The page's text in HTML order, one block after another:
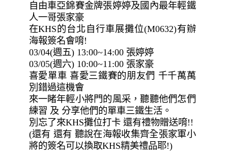
自由車亞錦賽金牌張婷婷及國內最年輕鐵
人一哥張家豪
在KHS的台北自行車展攤位(M0632)有辦
海報簽名會唷!
03/04(週五) 13:00~14:00 張婷婷
03/05(週六) 10:00~11:00 張家豪
喜愛單車 喜愛三鐵賽的朋友們 千千萬萬
別錯過這機會
來一睹年輕小將門的風采，聽聽他們怎們
練習 及 分享他們的單車三鐵生活。
別忘了來KHS攤位打卡 還有禮物贈送唷!!
(還有 還有 聽說在海報收集齊全張家軍小
將的簽名可以換取KHS精美禮品耶!)